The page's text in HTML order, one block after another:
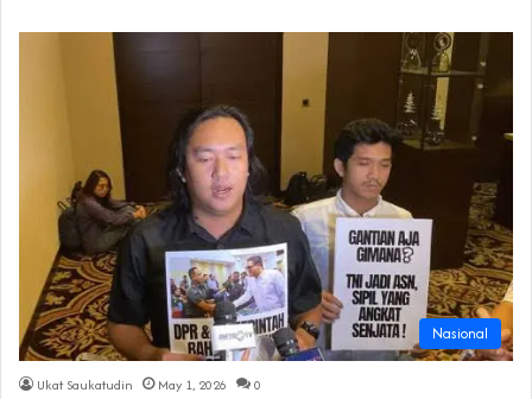
Nasional
Ukat Saukatudin May 1, 2026 0